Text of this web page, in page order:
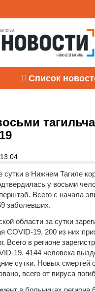
Список
в Нижнем Тагиле
у восьми
Всего с начала
заболевших.
области за сутки
COVID-19, 200 из них
Всего в регионе
19. 4144 человека
сутки. Новых смертей
всего от вируса